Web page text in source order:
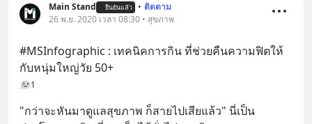
Main Stand ยืนยันแล้ว • ติดตาม
26 พ.ย. 2020 เวลา 08:30 • สุขภาพ
#MSInfographic : เทคนิคการกิน ที่ช่วยคืนความฟิตให้
กับหนุ่มใหญ่วัย 50+
1
"กว่าจะหันมาดูแลสุขภาพ ก็สายไปเสียแล้ว" นี่เป็น